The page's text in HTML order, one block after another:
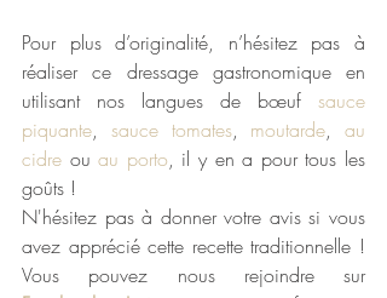
Pour plus d’originalité, n’hésitez pas à
réaliser ce dressage gastronomique en
utilisant nos langues de bœuf sauce
piquante, sauce tomates, moutarde, au
cidre ou au porto, il y en a pour tous les
goûts !
N'hésitez pas à donner votre avis si vous
avez apprécié cette recette traditionnelle !
Vous pouvez nous rejoindre sur